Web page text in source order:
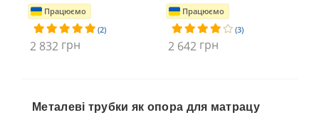
Працюємо
(2)
2 832 грн
Працюємо
(3)
2 642 грн
Металеві трубки як опора для матрацу